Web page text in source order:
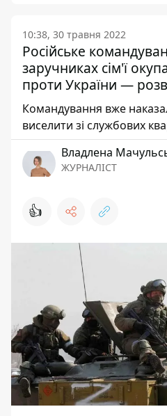
10:38, 30 травня 2022
Російське
заручниках сім'ї
проти України —
Командування вже
виселити зі службових
Владлена
ЖУРНАЛІСТ
👍